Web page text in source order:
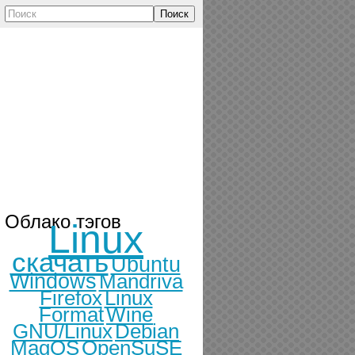
Поиск
Облако тэгов
Linux
скачатьUbuntu
WindowsMandriva
FirefoxLinux
FormatWine
GNU/LinuxDebian
MagOSOpenSuSE